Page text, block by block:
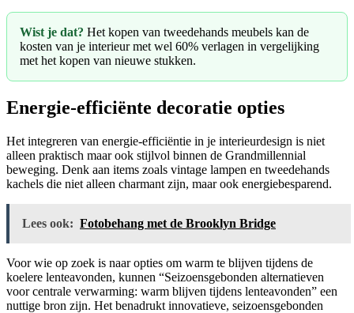
Wist je dat? Het kopen van tweedehands meubels kan de
kosten van je interieur met wel 60% verlagen in vergelijking
met het kopen van nieuwe stukken.
Energie-efficiënte decoratie opties
Het integreren van energie-efficiëntie in je interieurdesign is niet
alleen praktisch maar ook stijlvol binnen de Grandmillennial
beweging. Denk aan items zoals vintage lampen en tweedehands
kachels die niet alleen charmant zijn, maar ook energiebesparend.
Lees ook: Fotobehang met de Brooklyn Bridge
Voor wie op zoek is naar opties om warm te blijven tijdens de
koelere lenteavonden, kunnen “Seizoensgebonden alternatieven
voor centrale verwarming: warm blijven tijdens lenteavonden” een
nuttige bron zijn. Het benadrukt innovatieve, seizoensgebonden